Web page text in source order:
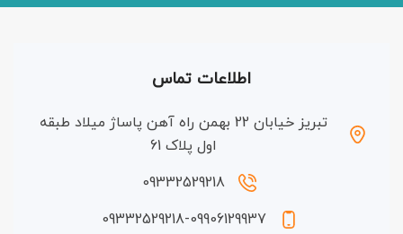
اطلاعات تماس
تبریز خیابان 22 بهمن راه آهن پاساژ میلاد طبقه
اول پلاک 61
09332529218
09332529218-09906129937